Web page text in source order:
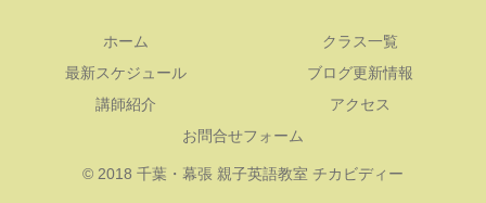
ホーム
クラス一覧
最新スケジュール
ブログ更新情報
講師紹介
アクセス
お問合せフォーム
© 2018 千葉・幕張 親子英語教室 チカビディー